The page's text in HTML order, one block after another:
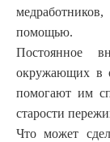
помощью.
Постоянное
окружающих в
помогают им
старости
Что может